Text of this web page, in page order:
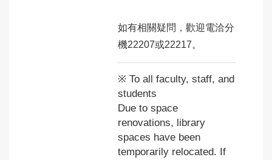
如有相關疑問，歡迎電洽分
機22207或22217。
※ To all faculty, staff, and
students
Due to space
renovations, library
spaces have been
temporarily relocated. If